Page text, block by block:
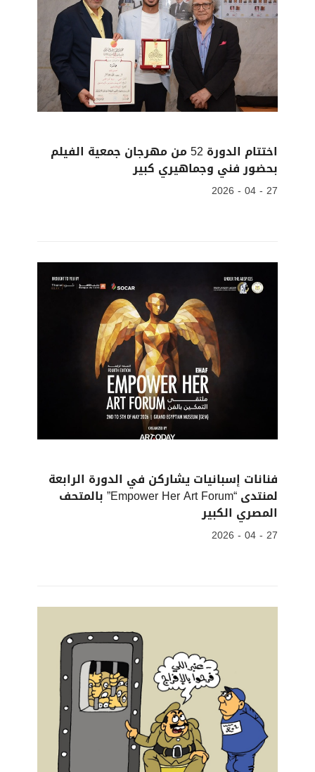
اختتام الدورة 52 من مهرجان جمعية الفيلم
بحضور فني وجماهيري كبير
27 - 04 - 2026
فنانات إسبانيات يشاركن في الدورة الرابعة
لمنتدى “Empower Her Art Forum” بالمتحف
المصري الكبير
27 - 04 - 2026